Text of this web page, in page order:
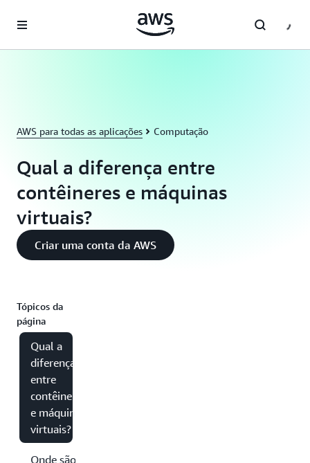
Pular para o conteúdo principal
AWS para todas as aplicações Computação
Qual a diferença entre
contêineres e máquinas
virtuais?
Criar uma conta da AWS
Tópicos da
página
Qual a
diferença
entre
contêineres
e máquinas
virtuais?
Onde são